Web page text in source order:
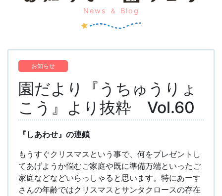
News ＆ Blog
お知らせ
園だより『うちゅうりょ
こう』より抜粋 Vol.60
『 しあわせ』 の連鎖
もうすぐクリスマスという事で、何をプレゼントし
てあげようか悩むご家庭や既に準備万端といったご
家庭などなどいらっしゃると思います。特にあーす
さんの年齢ではクリスマスとサンタクロースの存在